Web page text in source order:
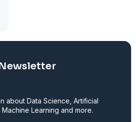
about Data Science, Artificial
Learning and more.